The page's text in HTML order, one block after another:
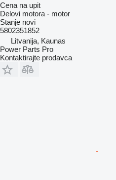
Cena na upit
Delovi motora - motor
Stanje novi
5802351852
Litvanija, Kaunas
Power Parts Pro
Kontaktirajte prodavca